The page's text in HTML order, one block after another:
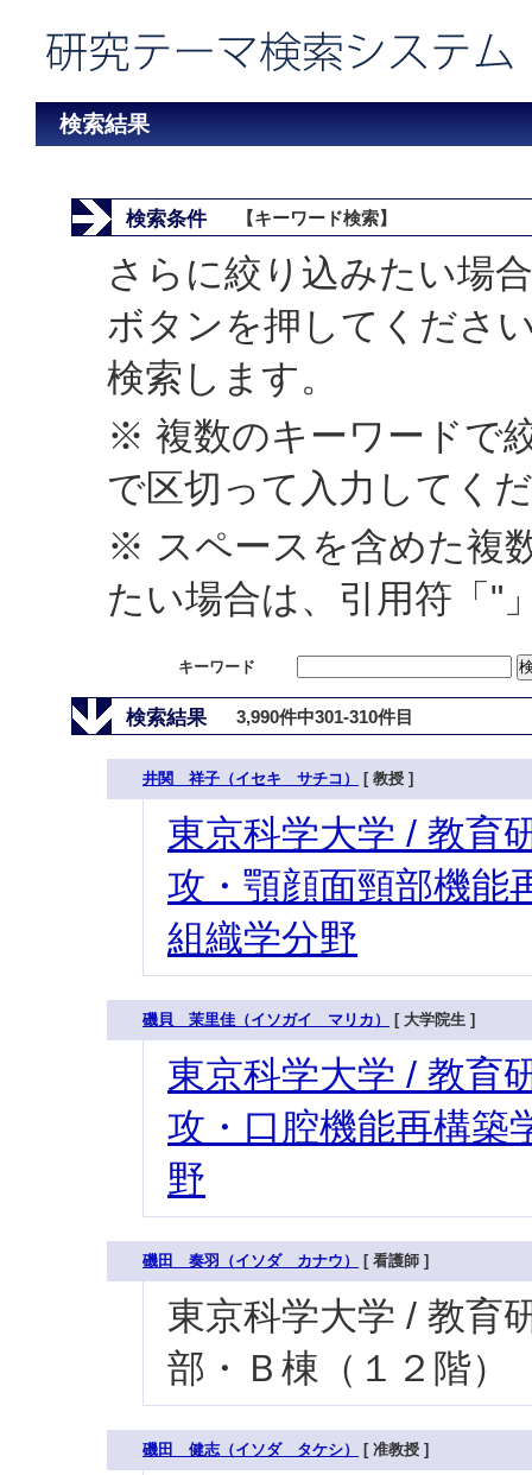
検索結果
検索条件 【キーワード検索】
さらに絞り込みたい場
ボタンを押してくださ
検索します。
※ 複数のキーワードで
で区切って入力してく
※ スペースを含めた複
たい場合は、引用符「"
キーワード
検索結果 3,990件中301-310件目
井関 祥子（イセキ サチコ） [ 教授 ]
東京科学大学 / 教育
攻・顎顔面頸部機能
組織学分野
磯貝 茉里佳（イソガイ マリカ） [ 大学院生 ]
東京科学大学 / 教育
攻・口腔機能再構築
野
磯田 奏羽（イソダ カナウ） [ 看護師 ]
東京科学大学 / 教育
部・Ｂ棟（１２階）
磯田 健志（イソダ タケシ） [ 准教授 ]